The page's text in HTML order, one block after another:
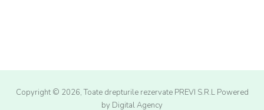
Copyright © 2026, Toate drepturile rezervate PREVI S.R.L Powered
by Digital Agency